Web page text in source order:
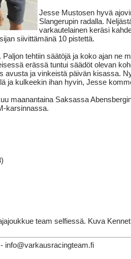
Jesse Mustosen hyvä
Slangerupin radalla.
varkautelainen keräsi
siivittämänä 10 pistettä.
tehtiin säätöjä ja koko ajan ne
erässä tuntui säädöt olevan
avusta ja vinkeistä päivän kisassa.
ja kulkeekin ihan hyvin, Jesse
maanantaina Saksassa
karsinnassa.
team selfiessä. Kuva
info@varkausracingteam.fi